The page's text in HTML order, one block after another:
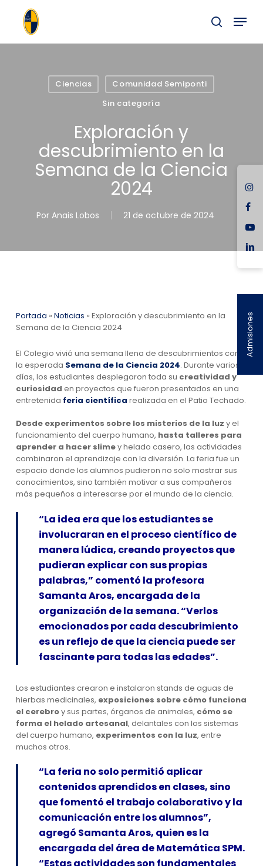
buscar
Menu
Ciencias
Comunidad Semiponti
Sin categoría
Exploración y
descubrimiento en la
Semana de la Ciencia
2024
Por Anais Lobos 21 de octubre de 2024
Portada » Noticias » Exploración y descubrimiento en la
Semana de la Ciencia 2024
El Colegio vivió una semana llena de descubrimientos con
la esperada Semana de la Ciencia 2024. Durante varios
días, los estudiantes desplegaron toda su creatividad y
curiosidad en proyectos que fueron presentados en una
entretenida feria científica realizada en el Patio Techado.
Desde experimentos sobre los misterios de la luz y el
funcionamiento del cuerpo humano, hasta talleres para
aprender a hacer slimey helado casero, las actividades
combinaron el aprendizaje con la diversión. La feria fue un
espacio donde los alumnos pudieron no solo mostrar sus
conocimientos, sino también motivar a sus compañeros
más pequeños a interesarse por el mundo de la ciencia.
“La idea era que los estudiantes se
involucraran en el proceso científico de
manera lúdica, creando proyectos que
pudieran explicar con sus propias
palabras,” comentó la profesora
Samanta Aros, encargada de la
organización de la semana. “Verlos
emocionados por cada descubrimiento
es un reflejo de que la ciencia puede ser
fascinante para todas las edades”.
Los estudiantes crearon e instalaron stands de aguas de
hierbas medicinales, exposiciones sobre cómo funciona
el cerebroy sus partes, órganos de animales, cómo se
forma el helado artesanal, delantales con los sistemas
del cuerpo humano, experimentos con la luz, entre
muchos otros.
“La feria no solo permitió aplicar
contenidos aprendidos en clases, sino
que fomentó el trabajo colaborativo y la
comunicación entre los alumnos”,
agregó Samanta Aros, quien es la
encargada del área de Matemática SPM.
Admisiones
Menu